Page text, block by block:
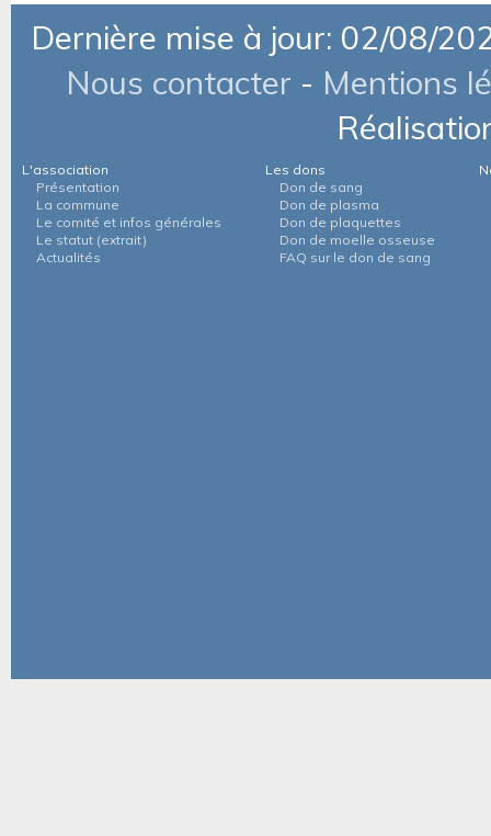
Dernière mise à jour: 02/08/
Nous contacter - Mentions
L'association
Présentation
La commune
Le comité et infos générales
Le statut (extrait)
Actualités
Les dons
Don de sang
Don de plasma
Don de plaquettes
Don de moelle osseuse
FAQ sur le don de sang